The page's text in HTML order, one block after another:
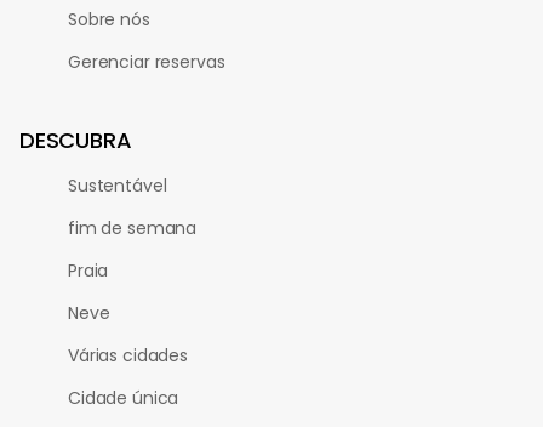
Sobre nós
Gerenciar reservas
DESCUBRA
Sustentável
fim de semana
Praia
Neve
Várias cidades
Cidade única